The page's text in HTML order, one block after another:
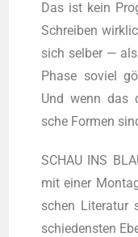
Das ist kein
Schrei­ben
sich sel­ber —
Pha­se soviel
Und wenn das
sche For­men
SCHAU INS
mit einer
schen
schie­dens­ten